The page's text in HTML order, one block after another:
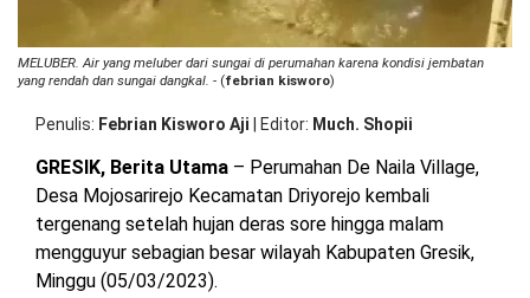
MELUBER. Air yang meluber dari sungai di perumahan karena kondisi jembatan
yang rendah dan sungai dangkal. - (febrian kisworo)
Penulis Febrian Kisworo Aji Editor Much. Shopii
GRESIK, Berita Utama – Perumahan De Naila Village,
Desa Mojosarirejo Kecamatan Driyorejo kembali
tergenang setelah hujan deras sore hingga malam
mengguyur sebagian besar wilayah Kabupaten Gresik,
Minggu (05/03/2023).